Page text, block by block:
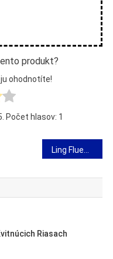
produkt?
ohodnotíte!
Počet hlasov: 1
Riasach